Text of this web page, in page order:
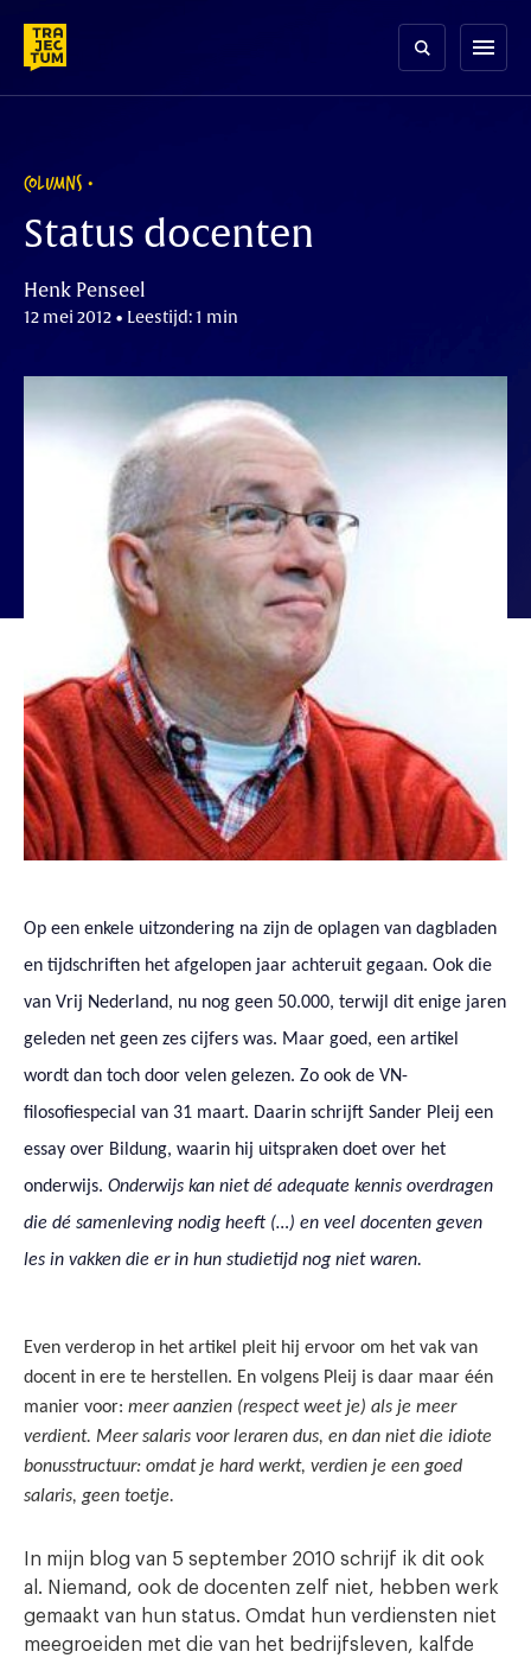
content
menu
COLUMNS
Status docenten
Henk Penseel
12 mei 2012 • Leestijd: 1 min
Op een enkele uitzondering na zijn de oplagen van dagbladen
en tijdschriften het afgelopen jaar achteruit gegaan. Ook die
van Vrij Nederland, nu nog geen 50.000, terwijl dit enige jaren
geleden net geen zes cijfers was. Maar goed, een artikel
wordt dan toch door velen gelezen. Zo ook de VN-
filosofiespecial van 31 maart. Daarin schrijft Sander Pleij een
essay over Bildung, waarin hij uitspraken doet over het
onderwijs. Onderwijs kan niet dé adequate kennis overdragen
die dé samenleving nodig heeft (…) en veel docenten geven
les in vakken die er in hun studietijd nog niet waren.
Even verderop in het artikel pleit hij ervoor om het vak van
docent in ere te herstellen. En volgens Pleij is daar maar één
manier voor: meer aanzien (respect weet je) als je meer
verdient. Meer salaris voor leraren dus, en dan niet die idiote
bonusstructuur: omdat je hard werkt, verdien je een goed
salaris, geen toetje.
In mijn blog van 5 september 2010 schrijf ik dit ook
al. Niemand, ook de docenten zelf niet, hebben werk
gemaakt van hun status. Omdat hun verdiensten niet
meegroeiden met die van het bedrijfsleven, kalfde